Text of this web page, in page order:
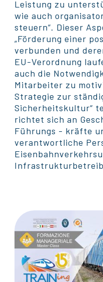
Leistung zu
wie auch
steuern“. Dieser
„Förderung einer
verbunden und
EU-Verordnung
auch die
Mitarbeiter zu
Strategie zur
Sicherheitskultur“
richtet sich an
Führungs - kräfte
verantwortliche